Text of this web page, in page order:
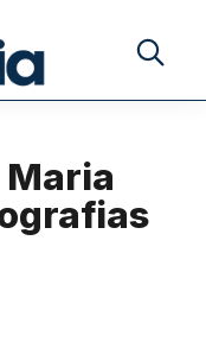
Buscar
Maria